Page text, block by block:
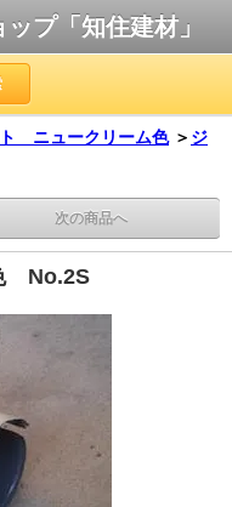
プ「知住建材」
ニュークリーム色 ＞ ジ
次の商品へ
No.2S